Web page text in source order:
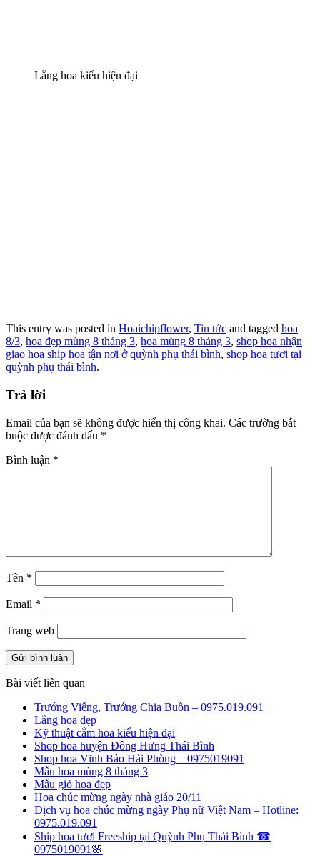
Lẵng hoa kiểu hiện đại
This entry was posted in Hoaichipflower, Tin tức and tagged hoa
8/3, hoa đẹp mùng 8 tháng 3, hoa mùng 8 tháng 3, shop hoa nhận
giao hoa ship hoa tận nơi ở quỳnh phụ thái bình, shop hoa tươi tại
quỳnh phụ thái bình.
Trả lời
Email của bạn sẽ không được hiển thị công khai. Các trường bắt
buộc được đánh dấu *
Bình luận *
Tên *
Email *
Trang web
Bài viết liên quan
Trướng Viếng, Trướng Chia Buồn – 0975.019.091
Lẵng hoa đẹp
Kỹ thuật cắm hoa kiểu hiện đại
Shop hoa huyện Đông Hưng Thái Bình
Shop hoa Vĩnh Bảo Hải Phòng – 0975019091
Mẫu hoa mùng 8 tháng 3
Mẫu giỏ hoa đẹp
Hoa chúc mừng ngày nhà giáo 20/11
Dịch vụ hoa chúc mừng ngày Phụ nữ Việt Nam – Hotline:
0975.019.091
Ship hoa tươi Freeship tại Quỳnh Phụ Thái Bình ☎
0975019091🌸